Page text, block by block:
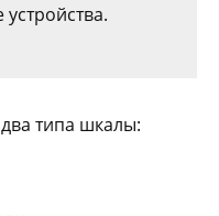
типа шкалы: